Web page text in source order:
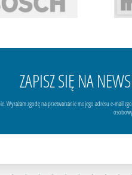
ZAPISZ SIĘ NA
Wyrażam zgodę na przetwarzanie mojego adresu e-